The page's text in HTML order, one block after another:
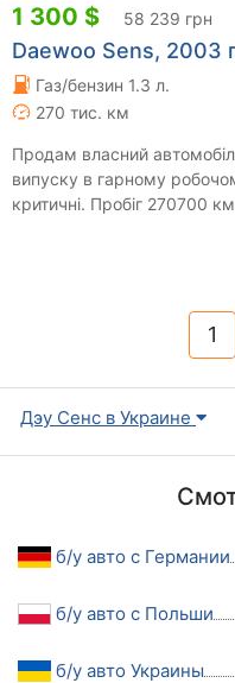
1 300 $ 58 239 грн
Daewoo Sens, 2003
Газ/бензин 1.3 л.
270 тис. км
Продам власний
випуску в гарному
критичні. Пробіг 270700
1
Дэу Сенс в Украине
б/у авто с Германии
б/у авто с Польши
б/у авто Украины